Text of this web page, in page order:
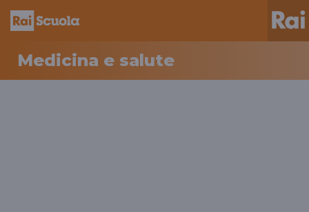
Medicina e salute